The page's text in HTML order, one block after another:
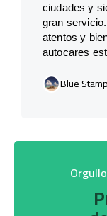
ciudades y
gran
atentos y
autocares
Blue